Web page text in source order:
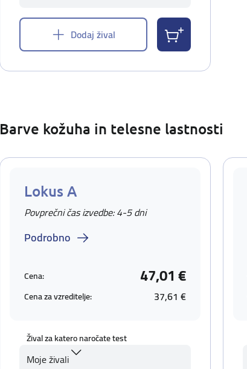
Dodaj žival
Barve kožuha in telesne lastnosti
Lokus A
Povprečni čas izvedbe: 4-5 dni
Podrobno
Cena: 47,01 €
Cena za vzreditelje: 37,61 €
Žival za katero naročate test
Moje živali